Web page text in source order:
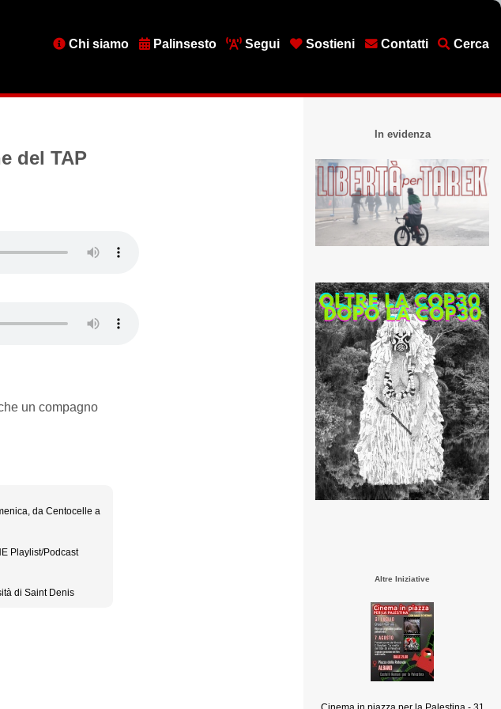
MenuChi siamo Palinsesto Segui Sostieni Contatti Cerca
del TAP
un compagno
da Centocelle a
Playlist/Podcast
di Saint Denis
In evidenza
Altre Iniziative